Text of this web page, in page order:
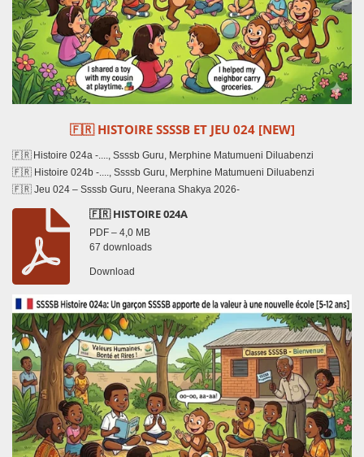
🇫🇷 HISTOIRE SSSSB ET JEU 024 [NEW]
🇫🇷 Histoire 024a -...., Ssssb Guru, Merphine Matumueni Diluabenzi
🇫🇷 Histoire 024b -...., Ssssb Guru, Merphine Matumueni Diluabenzi
🇫🇷 Jeu 024 – Ssssb Guru, Neerana Shakya 2026-
🇫🇷 HISTOIRE 024A
PDF – 4,0 MB
67 downloads
Download